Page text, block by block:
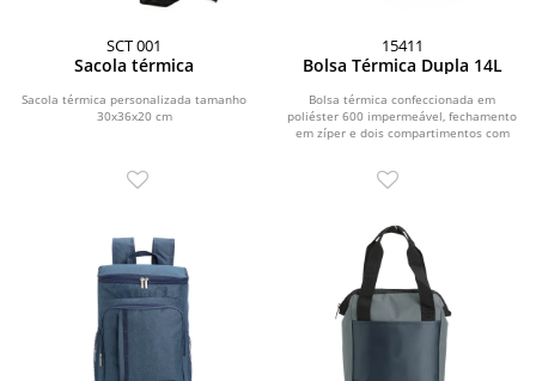
SCT 001
Sacola térmica
Sacola térmica personalizada tamanho
30x36x20 cm
15411
Bolsa Térmica Dupla 14L
Bolsa térmica confeccionada em
poliéster 600 impermeável, fechamento
em zíper e dois compartimentos com